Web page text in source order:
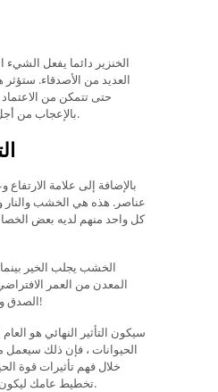
الخنزير دائما يفعل الشيء
العديد من الأصدقاء.
حتى تتمكن من
بالإعجاب من أجل تحقيق النزاهة والضمير.
بالإضافة إلى علامة
عناصر. هذه هي الخشب والنار
كل واحد منهم لديه بعض
الخشب يجلب الخير
المعدن من العمر
الصدق والحقيقة. النار قوة خالصة!
سيكون التأثير النهائي هو
الحيوانات ، فإن ذلك
خلال فهم تأثيرات قوة
تخطيط عامك ليكون أفضل ما يمكن أن يكون.